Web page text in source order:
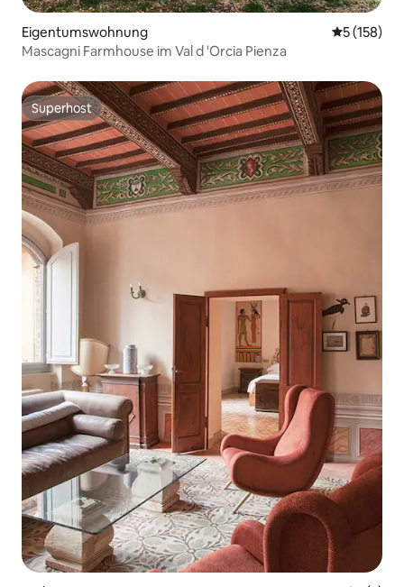
Eigentumswohnung
5 (158)
Mascagni Farmhouse im Val d 'Orcia Pienza
Superhost
Superhost